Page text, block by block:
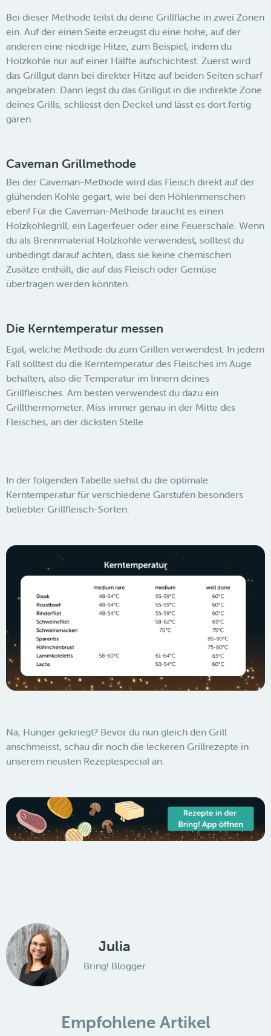
Bei dieser Methode teilst du deine Grillfläche in zwei Zonen
ein. Auf der einen Seite erzeugst du eine hohe, auf der
anderen eine niedrige Hitze, zum Beispiel, indem du
Holzkohle nur auf einer Hälfte aufschichtest. Zuerst wird
das Grillgut dann bei direkter Hitze auf beiden Seiten scharf
angebraten. Dann legst du das Grillgut in die indirekte Zone
deines Grills, schliesst den Deckel und lässt es dort fertig
garen.
Caveman Grillmethode
Bei der Caveman-Methode wird das Fleisch direkt auf der
glühenden Kohle gegart, wie bei den Höhlenmenschen
eben! Für die Caveman-Methode braucht es einen
Holzkohlegrill, ein Lagerfeuer oder eine Feuerschale. Wenn
du als Brennmaterial Holzkohle verwendest, solltest du
unbedingt darauf achten, dass sie keine chemischen
Zusätze enthält, die auf das Fleisch oder Gemüse
übertragen werden könnten.
Die Kerntemperatur messen
Egal, welche Methode du zum Grillen verwendest: In jedem
Fall solltest du die Kerntemperatur des Fleisches im Auge
behalten, also die Temperatur im Innern deines
Grillfleisches. Am besten verwendest du dazu ein
Grillthermometer. Miss immer genau in der Mitte des
Fleisches, an der dicksten Stelle.
In der folgenden Tabelle siehst du die optimale
Kerntemperatur für verschiedene Garstufen besonders
beliebter Grillfleisch-Sorten:
Na, Hunger gekriegt? Bevor du nun gleich den Grill
anschmeisst, schau dir noch die leckeren Grillrezepte in
unserem neusten Rezeptespecial an:
Julia
Bring! Blogger
Empfohlene Artikel